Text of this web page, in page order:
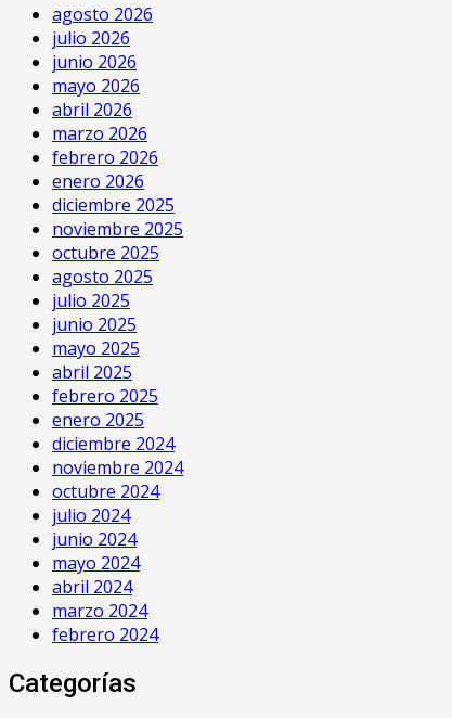
agosto 2026
julio 2026
junio 2026
mayo 2026
abril 2026
marzo 2026
febrero 2026
enero 2026
diciembre 2025
noviembre 2025
octubre 2025
agosto 2025
julio 2025
junio 2025
mayo 2025
abril 2025
febrero 2025
enero 2025
diciembre 2024
noviembre 2024
octubre 2024
julio 2024
junio 2024
mayo 2024
abril 2024
marzo 2024
febrero 2024
Categorías